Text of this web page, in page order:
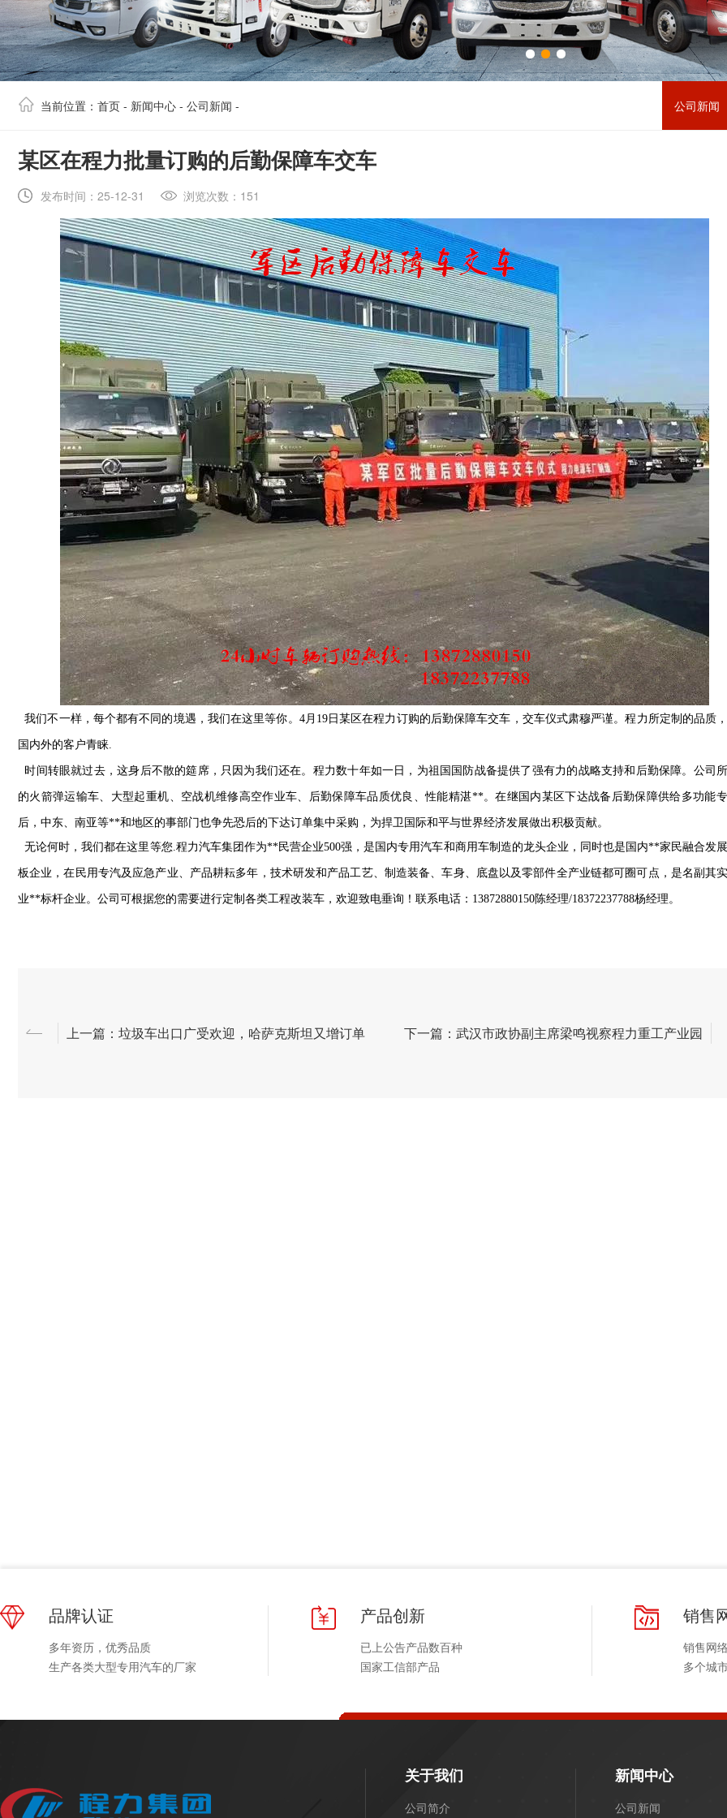
当前位置： 首页 - 新闻中心 - 公司新闻 - 公司新闻
​某区在程力批量订购的后勤保障车交车
发布时间：25-12-31 浏览次数：151
我们不一样，每个都有不同的境遇，我们在这里等你。4月19日某区在程力订购的后勤保障车交车，交车仪式肃穆严谨。程力所定制的品质
国内外的客户青睐.
时间转眼就过去，这身后不散的筵席，只因为我们还在。程力数十年如一日，为祖国国防战备提供了强有力的战略支持和后勤保障。公司
的火箭弹运输车、大型起重机、空战机维修高空作业车、后勤保障车品质优良、性能精湛**。在继国内某区下达战备后勤保障供给多功能
后，中东、南亚等**和地区的事部门也争先恐后的下达订单集中采购，为捍卫国际和平与世界经济发展做出积极贡献。
无论何时，我们都在这里等您.程力汽车集团作为**民营企业500强，是国内专用汽车和商用车制造的龙头企业，同时也是国内**家民融合发
板企业，在民用专汽及应急产业、产品耕耘多年，技术研发和产品工艺、制造装备、车身、底盘以及零部件全产业链都可圈可点，是名副其
业**标杆企业。 公司可根据您的需要进行定制各类工程改装车，欢迎致电垂询！联系电话：13872880150陈经理/18372237788杨经理。
上一篇：垃圾车出口广受欢迎，哈萨克斯坦又增订单 下一篇：武汉市政协副主席梁鸣视察程力重工产业园
品牌认证
多年资历，优秀品质
生产各类大型专用汽车的厂家
产品创新
已上公告产品数百种
国家工信部产品
销售
销售网
多个城
关于我们
公司简介
新闻中心
公司新闻